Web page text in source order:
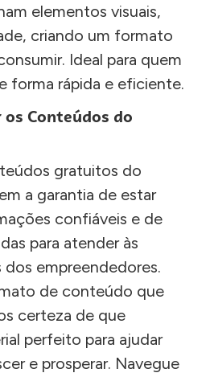
elementos visuais,
criando um formato
Ideal para quem
forma rápida e eficiente.
Conteúdos do
gratuitos do
a garantia de estar
confiáveis e de
para atender às
dos empreendedores.
de conteúdo que
certeza de que
perfeito para ajudar
e prosperar. Navegue